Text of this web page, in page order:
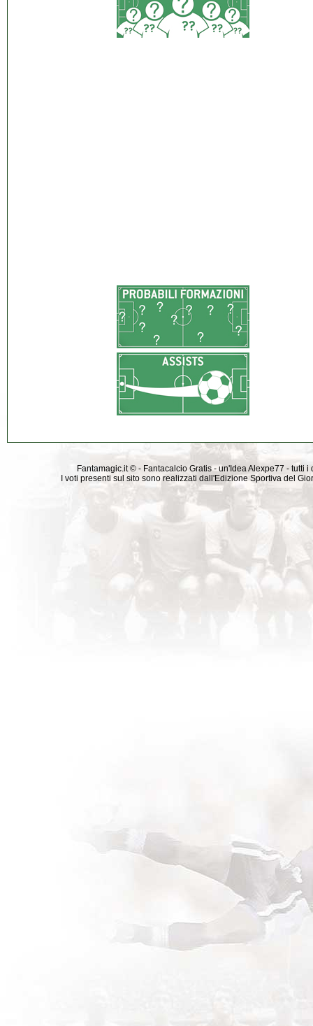
Fantamagic.it © - Fantacalcio Gratis - un'Idea Alexpe77 -
I voti presenti sul sito sono realizzati dall'Edizione Sportiva del